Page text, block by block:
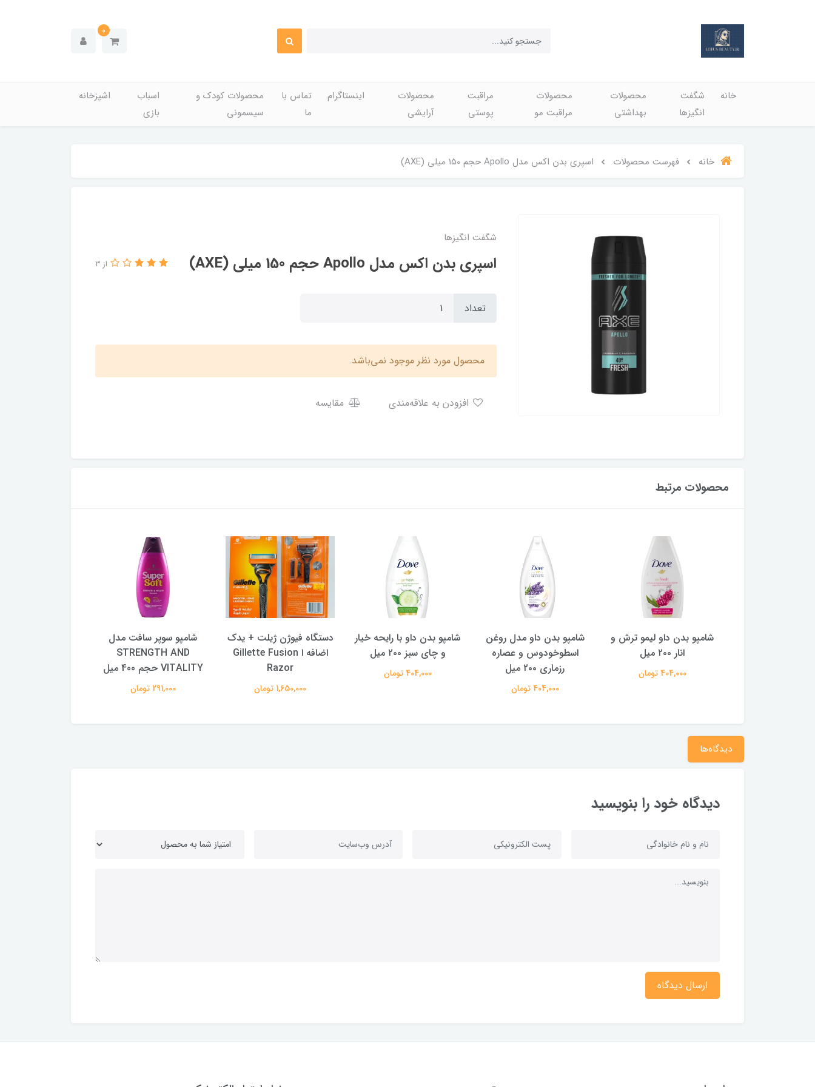
0
خانه
شگفت
انگيزها
محصولات
بهداشتي
محصولات
مراقبت مو
مراقبت
پوستی
محصولات
آرایشی
اینستاگرام
تماس با
ما
محصولات کودک و
سیسمونی
اسباب
بازی
اشپزخانه
خانه فهرست محصولات اسپری بدن اکس مدل Apollo حجم 150 میلی (AXE)
شگفت انگيزها
اسپری بدن اکس مدل Apollo حجم 150 میلی (AXE) از 3
تعداد
محصول مورد نظر موجود نمی‌باشد.
مقایسه
محصولات مرتبط
شامپو بدن داو لیمو ترش و
انار ۲۰۰ میل
404,000 تومان
شامپو بدن ‌داو مدل روغن
اسطوخودوس و عصاره
رزماری ۲۰۰ میل
404,000 تومان
شامپو بدن داو با رایحه خیار
و چای سبز ۲۰۰ میل
404,000 تومان
دستگاه فیوژن ژیلت + یدک
اضافه ا Gillette Fusion
Razor
1,650,000 تومان
شامپو سوپر سافت مدل
STRENGTH AND
VITALITY حجم 400 میل
291,000 تومان
دیدگاه‌ها
دیدگاه خود را بنویسید
ارسال دیدگاه